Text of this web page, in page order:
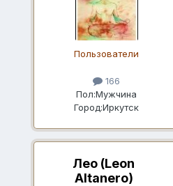
Пользователи
166
Пол:Мужчина
Город:Иркутск
Лео (Leon
Altanero)